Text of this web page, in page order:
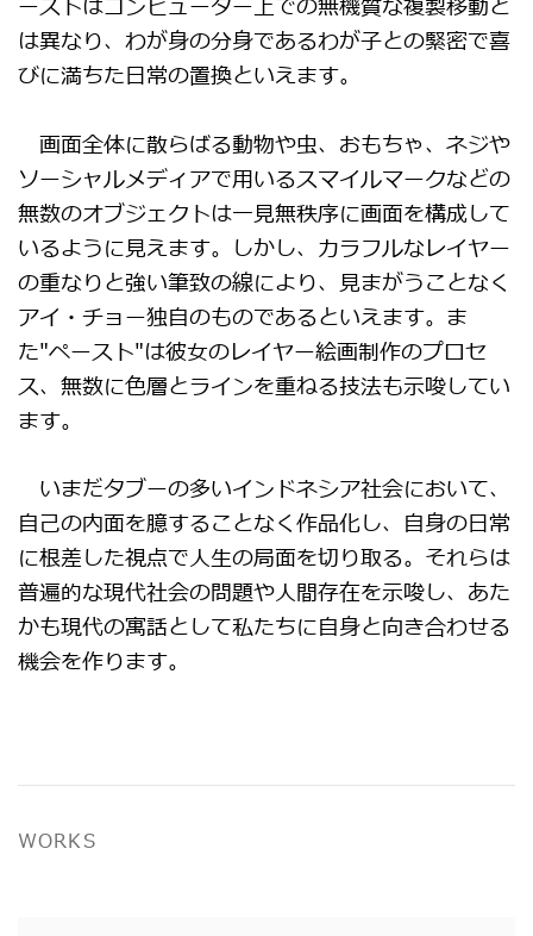
ーストはコンピューター上での無機質な複製移動と
は異なり、わが身の分身であるわが子との緊密で喜
びに満ちた日常の置換といえます。
画面全体に散らばる動物や虫、おもちゃ、ネジや
ソーシャルメディアで用いるスマイルマークなどの
無数のオブジェクトは一見無秩序に画面を構成して
いるように見えます。しかし、カラフルなレイヤー
の重なりと強い筆致の線により、見まがうことなく
アイ・チョー独自のものであるといえます。ま
た"ペースト"は彼女のレイヤー絵画制作のプロセ
ス、無数に色層とラインを重ねる技法も示唆してい
ます。
いまだタブーの多いインドネシア社会において、
自己の内面を臆することなく作品化し、自身の日常
に根差した視点で人生の局面を切り取る。それらは
普遍的な現代社会の問題や人間存在を示唆し、あた
かも現代の寓話として私たちに自身と向き合わせる
機会を作ります。
WORKS